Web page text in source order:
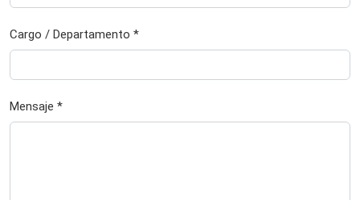
Cargo / Departamento *
Mensaje *